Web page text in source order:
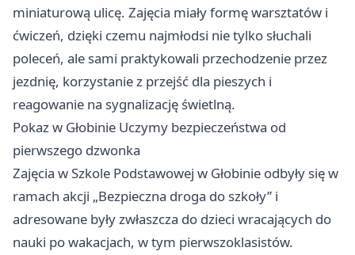
miniaturową ulicę. Zajęcia miały formę warsztatów i
ćwiczeń, dzięki czemu najmłodsi nie tylko słuchali
poleceń, ale sami praktykowali przechodzenie przez
jezdnię, korzystanie z przejść dla pieszych i
reagowanie na sygnalizację świetlną.
Pokaz w Głobinie Uczymy bezpieczeństwa od
pierwszego dzwonka
Zajęcia w Szkole Podstawowej w Głobinie odbyły się w
ramach akcji „Bezpieczna droga do szkoły” i
adresowane były zwłaszcza do dzieci wracających do
nauki po wakacjach, w tym pierwszoklasistów.